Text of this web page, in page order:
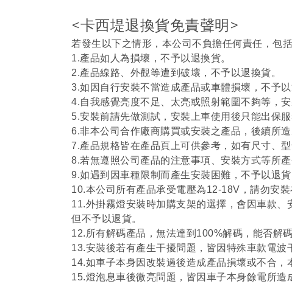
<卡西堤退換貨免責聲明>
若發生以下之情形，本公司不負擔任何責任，包
1.產品如人為損壞，不予以退換貨。
2.產品線路、外觀等遭到破壞，不予以退換貨。
3.如因自行安裝不當造成產品或車體損壞，不予以
4.自我感覺亮度不足、太亮或照射範圍不夠等，
5.安裝前請先做測試，安裝上車使用後只能出保服
6.非本公司合作廠商購買或安裝之產品，後續所
7.產品規格皆在產品頁上可供參考，如有尺寸、
8.若無遵照公司產品的注意事項、安裝方式等所
9.如遇到因車種限制而產生安裝困難，不予以退
10.本公司所有產品承受電壓為12-18V，請勿安
11.外掛霧燈安裝時加購支架的選擇，會因車款
但不予以退貨。
12.所有解碼產品，無法達到100%解碼，能否解
13.安裝後若有產生干擾問題，皆因特殊車款電波
14.如車子本身因改裝過後造成產品損壞或不合，
15.燈泡息車後微亮問題，皆因車子本身餘電所造